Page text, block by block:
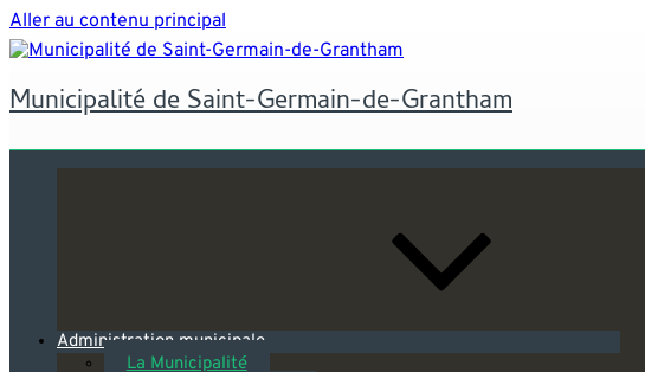
Aller au contenu principal
Municipalité de Saint-Germain-de-Grantham
Administration municipale
La Municipalité